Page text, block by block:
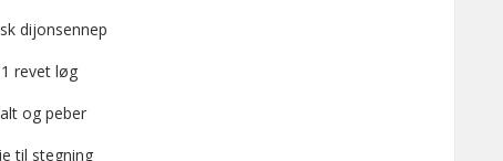
dijonsennep
1 revet løg
og peber
til stegning